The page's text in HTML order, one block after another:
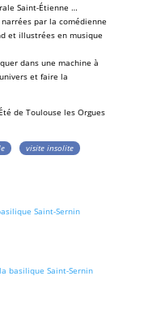
Saint-Étienne …
par la comédienne
et illustrées en musique
dans une machine à
et faire la
de Toulouse les Orgues
visite insolite
Saint-Sernin
basilique Saint-Sernin